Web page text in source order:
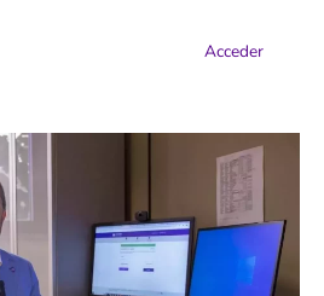
Acceder